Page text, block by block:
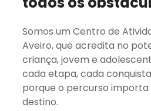
Somos um Centro de
Aveiro, que acredita no
criança, jovem e
cada etapa, cada
porque o percurso
destino.